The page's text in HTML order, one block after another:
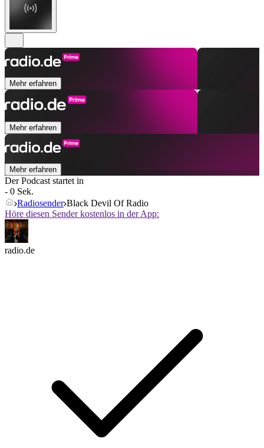
Mehr erfahren
Mehr erfahren
Mehr erfahren
Der Podcast startet in
- 0 Sek.
Radiosender Black Devil Of Radio
Höre diesen Sender kostenlos in der App:
radio.de